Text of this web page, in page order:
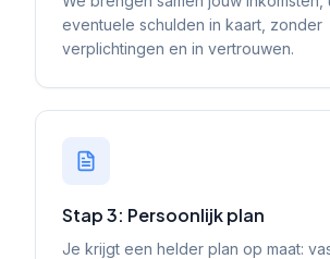
eventuele schulden in kaart, zonder
verplichtingen en in vertrouwen.
Stap 3: Persoonlijk plan
Je krijgt een helder plan op maat: